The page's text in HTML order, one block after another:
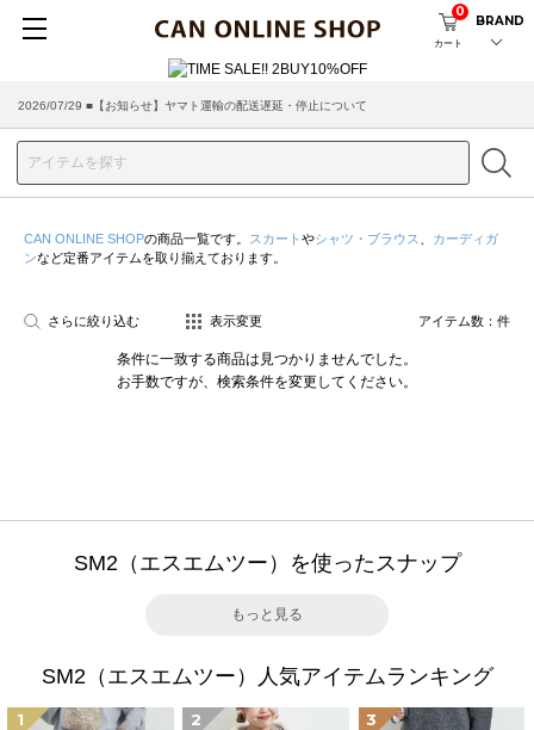
カート
0
BRAND
2026/07/29 ■【お知らせ】ヤマト運輸の配送遅延・停止について
2026/03/18 ■店舗受け取りサービスのご案内
CAN ONLINE SHOPの商品一覧です。 スカート やシャツ・ブラウス
カーディガ
ンなど定番アイテムを取り揃えております。
さらに絞り込む 表示変更 アイテム数： 件
条件に一致する商品は見つかりませんでした。
お手数ですが、検索条件を変更してください。
SM2（エスエムツー）を使ったスナップ
もっと見る
SM2（エスエムツー）人気アイテムランキング
1 2 3